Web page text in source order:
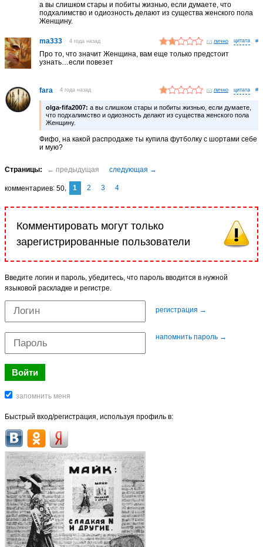
а вы слишком стары и побиты жизнью, если думаете, что
подхалимство и одиозность делают из существа женского пола
Женщину.
ma333 4 года назад лично #
Про то, что значит Женщина, вам еще только предстоит
узнать…если повезет
fara 4 года назад лично #
olga-fifa2007: а вы слишком стары и побиты жизнью, если думаете,
что подхалимство и одиозность делают из существа женского пола
Женщину.
Фифо, на какой распродаже ты купила футболку с шортами себе
и мую?
комментариев 50 1 2 3 4
Комментировать могут только
зарегистрированные пользователи
Введите логин и пароль, убедитесь, что пароль вводится в нужной
языковой раскладке и регистре.
регистрация →
напомнить пароль →
Быстрый вход/регистрация, используя профиль в: